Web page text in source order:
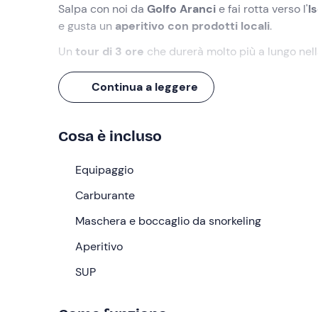
Salpa con noi da Golfo Aranci e fai rotta verso l'
e gusta un aperitivo con prodotti locali.
Un tour di 3 ore che durerà molto più a lungo
Cosa faremo
a bordo della
barca a vela
potremo avvistare questi splendidi mammiferi
Durante l'escursione faremo una
a disposizione per esplorare i fondali dell'Area
Dopo il bagno, ci rilasseremo a bordo per il
tipicilocali, brindando con un calice di
Continua a leggere
Cosa è incluso
Equipaggio
Carburante
Maschera e boccaglio da snorkeling
Aperitivo
SUP